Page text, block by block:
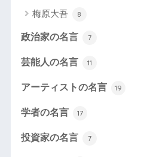
梅原大吾 8
政治家の名言 7
芸能人の名言 11
アーティストの名言 19
学者の名言 17
投資家の名言 7